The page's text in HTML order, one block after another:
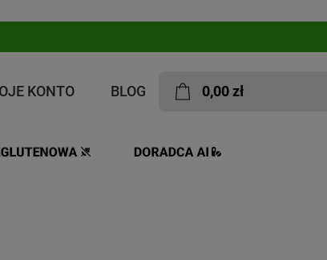
KONTO BLOG 0,00 zł